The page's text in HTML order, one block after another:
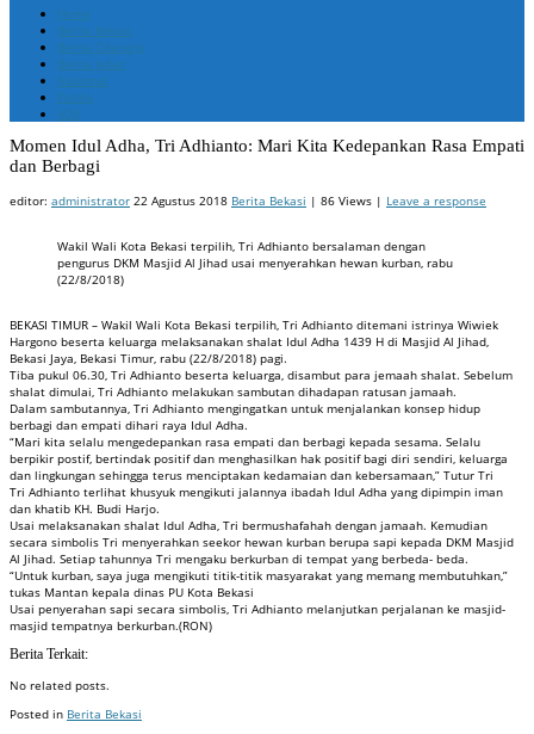
Home
Berita Bekasi
Berita Cikarang
Berita Jabar
Nasional
Politik
ADV
Momen Idul Adha, Tri Adhianto: Mari Kita Kedepankan Rasa Empati
dan Berbagi
editor: administrator 22 Agustus 2018 Berita Bekasi | 86 Views | Leave a response
Wakil Wali Kota Bekasi terpilih, Tri Adhianto bersalaman dengan
pengurus DKM Masjid Al Jihad usai menyerahkan hewan kurban, rabu
(22/8/2018)
BEKASI TIMUR – Wakil Wali Kota Bekasi terpilih, Tri Adhianto ditemani istrinya Wiwiek
Hargono beserta keluarga melaksanakan shalat Idul Adha 1439 H di Masjid Al Jihad,
Bekasi Jaya, Bekasi Timur, rabu (22/8/2018) pagi.
Tiba pukul 06.30, Tri Adhianto beserta keluarga, disambut para jemaah shalat. Sebelum
shalat dimulai, Tri Adhianto melakukan sambutan dihadapan ratusan jamaah.
Dalam sambutannya, Tri Adhianto mengingatkan untuk menjalankan konsep hidup
berbagi dan empati dihari raya Idul Adha.
“Mari kita selalu mengedepankan rasa empati dan berbagi kepada sesama. Selalu
berpikir postif, bertindak positif dan menghasilkan hak positif bagi diri sendiri, keluarga
dan lingkungan sehingga terus menciptakan kedamaian dan kebersamaan,” Tutur Tri
Tri Adhianto terlihat khusyuk mengikuti jalannya ibadah Idul Adha yang dipimpin iman
dan khatib KH. Budi Harjo.
Usai melaksanakan shalat Idul Adha, Tri bermushafahah dengan jamaah. Kemudian
secara simbolis Tri menyerahkan seekor hewan kurban berupa sapi kepada DKM Masjid
Al Jihad. Setiap tahunnya Tri mengaku berkurban di tempat yang berbeda- beda.
“Untuk kurban, saya juga mengikuti titik-titik masyarakat yang memang membutuhkan,”
tukas Mantan kepala dinas PU Kota Bekasi
Usai penyerahan sapi secara simbolis, Tri Adhianto melanjutkan perjalanan ke masjid-
masjid tempatnya berkurban.(RON)
Berita Terkait:
No related posts.
Posted in Berita Bekasi